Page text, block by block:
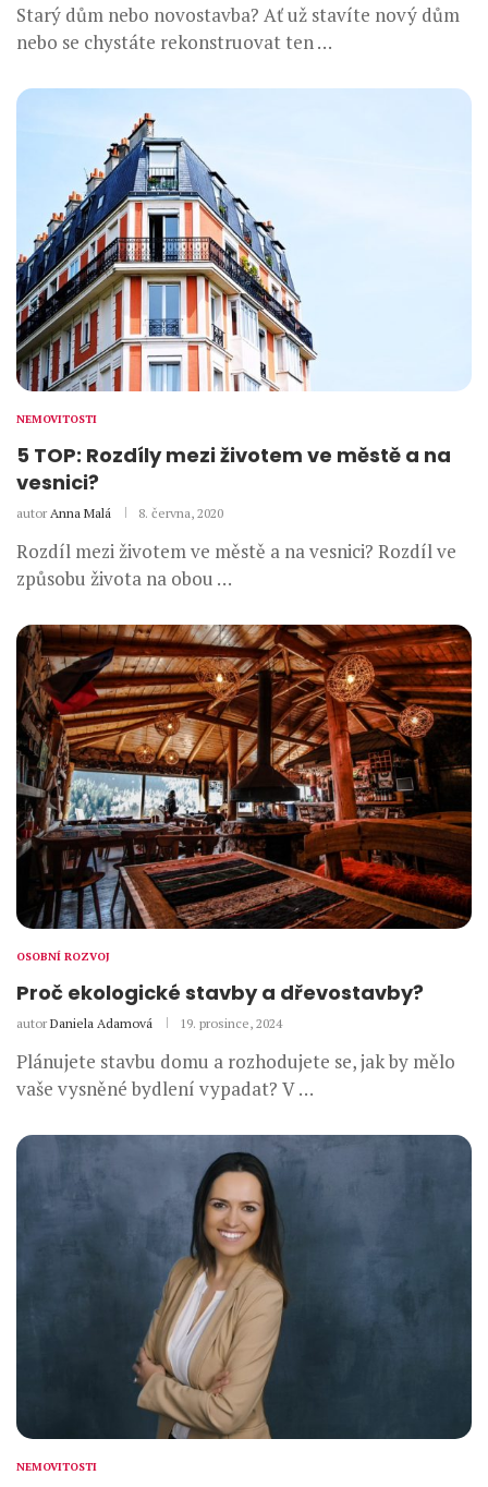
Starý dům nebo novostavba? Ať už stavíte nový dům
nebo se chystáte rekonstruovat ten …
NEMOVITOSTI
5 TOP: Rozdíly mezi životem ve městě a na
vesnici?
autor Anna Malá 8. června, 2020
Rozdíl mezi životem ve městě a na vesnici? Rozdíl ve
způsobu života na obou …
OSOBNÍ ROZVOJ
Proč ekologické stavby a dřevostavby?
autor Daniela Adamová 19. prosince, 2024
Plánujete stavbu domu a rozhodujete se, jak by mělo
vaše vysněné bydlení vypadat? V …
NEMOVITOSTI